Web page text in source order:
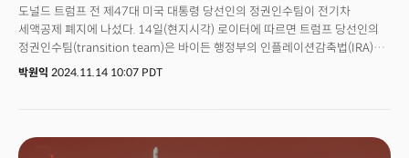
도널드 트럼프 전 제47대 미국 대통령 당선인의 정권인수팀이 전기차
세액공제 폐지에 나섰다. 14일(현지시각) 로이터에 따르면 트럼프 당선인의
정권인수팀(transition team)은 바이든 행정부의 인플레이션감축법(IRA)에
근거한 전기차 세액공제 폐지를 계획 중이다. 로이터에 따르면 석유 에너지
박원익 2024.11.14 10:07 PDT